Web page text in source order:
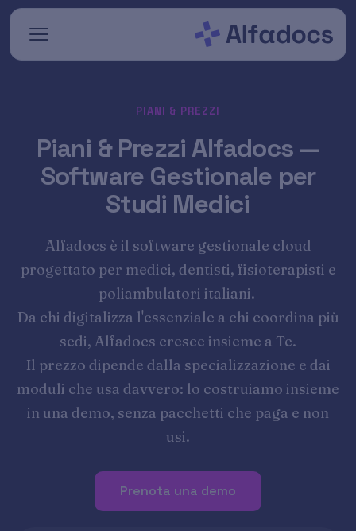
Vai al contenuto principale
PIANI & PREZZI
Piani & Prezzi Alfadocs —
Software Gestionale per
Studi Medici
Alfadocs è il software gestionale cloud
progettato per medici, dentisti, fisioterapisti e
poliambulatori italiani.
Da chi digitalizza l'essenziale a chi coordina più
sedi, Alfadocs cresce insieme a Te.
Il prezzo dipende dalla specializzazione e dai
moduli che usa davvero: lo costruiamo insieme
in una demo, senza pacchetti che paga e non
usi.
Prenota una demo